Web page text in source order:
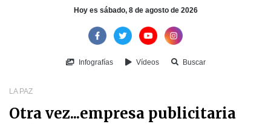
Hoy es sábado, 8 de agosto de 2026
Infografías Vídeos Buscar
LA PAZ
Otra vez...empresa publicitaria